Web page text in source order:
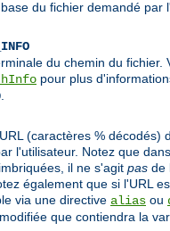
du fichier demandé par
du chemin du fichier.
pour plus
(caractères % décodés)
l'utilisateur. Notez que
il ne s'agit pas de
également que si l'URL
via une directive alias ou
que contiendra la